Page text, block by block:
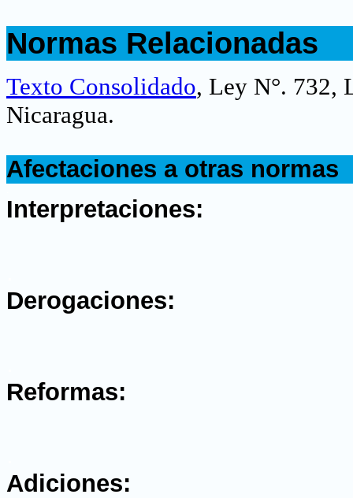
Normas Relacionadas
Texto Consolidado, Ley N°. 732,
Nicaragua.
Afectaciones a otras normas
Interpretaciones:
Derogaciones:
Reformas:
Adiciones: